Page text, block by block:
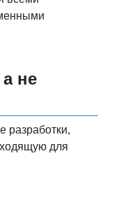
не
разработки,
для